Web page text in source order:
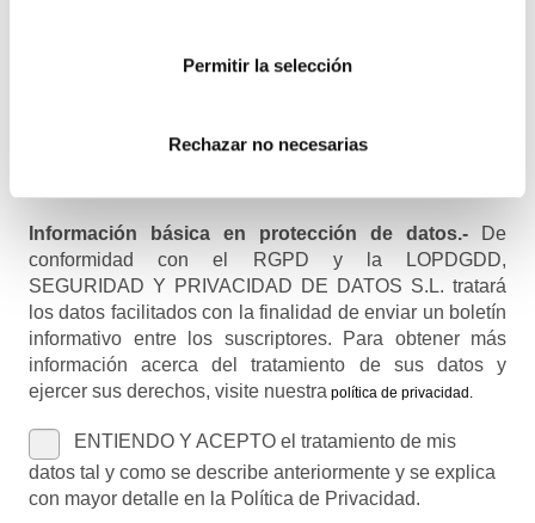
Permitir la selección
Rechazar no necesarias
Información básica en protección de datos.- De
conformidad con el RGPD y la LOPDGDD,
SEGURIDAD Y PRIVACIDAD DE DATOS S.L. tratará
los datos facilitados con la finalidad de enviar un boletín
informativo entre los suscriptores. Para obtener más
información acerca del tratamiento de sus datos y
ejercer sus derechos, visite nuestra política de privacidad
ENTIENDO Y ACEPTO el tratamiento de mis
datos tal y como se describe anteriormente y se explica
con mayor detalle en la Política de Privacidad.